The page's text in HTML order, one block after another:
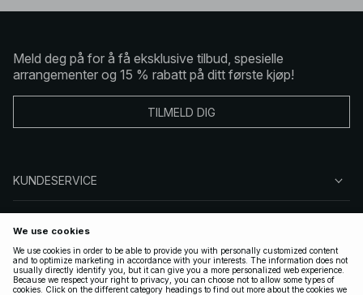
Meld deg på for å få eksklusive tilbud, spesielle
arrangementer og 15 % rabatt på ditt første kjøp!
TILMELD DIG
KUNDESERVICE
FØLG OSS